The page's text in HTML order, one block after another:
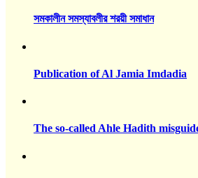
সমকালীন সমস্যাবলীর শরয়ী সমাধান
Publication of Al Jamia Imdadia
The so-called Ahle Hadith